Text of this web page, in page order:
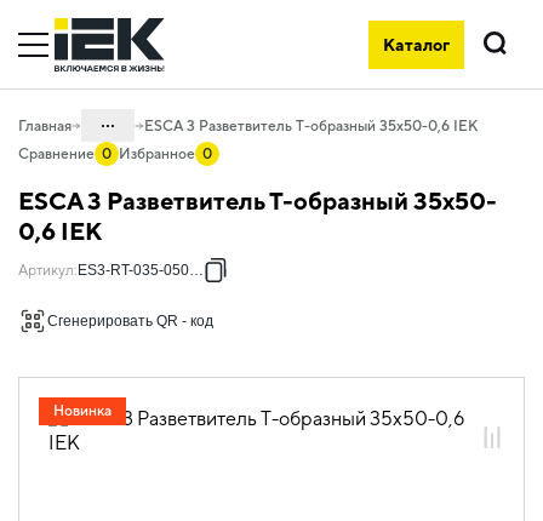
Каталог
Поиск
Главная ...
05. Системы для прокладки кабеля
05.04 Кабельные лотки и аксессуары
металлических
листовых ESCA
05.04.04.03.01 Аксессуары ломаные
ESCA 3 Разветвитель Т-образный 35х50-0,6 IEK
Сравнение 0 Избранное 0
ESCA 3 Разветвитель Т-образный 35х50-
0,6 IEK
Новинка
Артикул: ES3-RT-035-050-06
Сгенерировать QR - код